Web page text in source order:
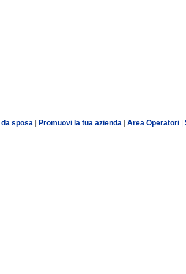
sposa Promuovi la tua azienda Area Operatori